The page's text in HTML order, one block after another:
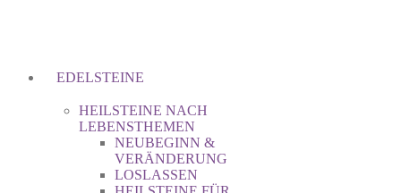
EDELSTEINE
HEILSTEINE NACH
LEBENSTHEMEN
NEUBEGINN &
VERÄNDERUNG
LOSLASSEN